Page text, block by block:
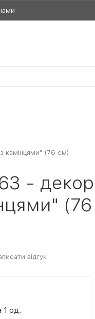
камінцями" (76 см)
-
відгук
1 од.